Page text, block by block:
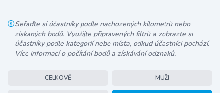
Seřaďte si účastníky podle nachozených kilometrů nebo
získaných bodů. Využijte připravených filtrů a zobrazte si
účastníky podle kategorií nebo místa, odkud účastníci pochází.
Více informací o počítání bodů a získávání odznaků.
CELKOVĚ MUŽI